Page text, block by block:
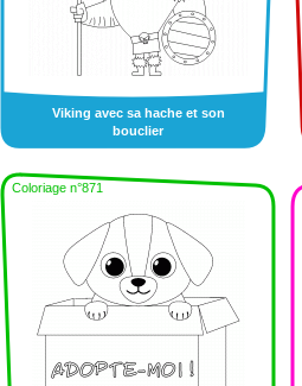
Viking avec sa hache et son
bouclier
Coloriage n°871